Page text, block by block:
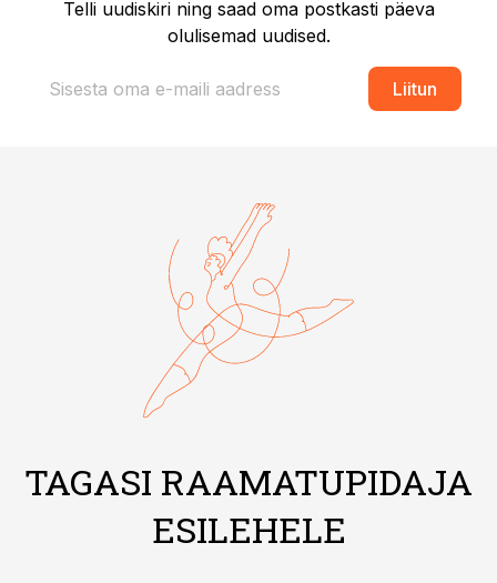
Telli uudiskiri ning saad oma postkasti päeva
olulisemad uudised.
Liitun
TAGASI RAAMATUPIDAJA
ESILEHELE